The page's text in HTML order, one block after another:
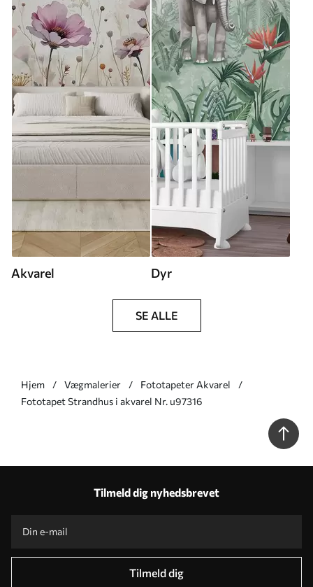
Akvarel Dyr
SE ALLE
Hjem Vægmalerier
Fototapeter Akvarel
Fototapet Strandhus i akvarel Nr. u97316
Tilmeld dig nyhedsbrevet
Tilmeld dig